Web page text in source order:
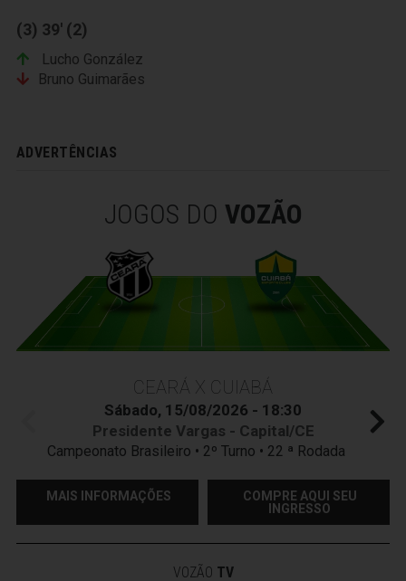
(3) 39' (2)
Lucho González
Bruno Guimarães
ADVERTÊNCIAS
JOGOS DO VOZÃO
CEARÁ X CUIABÁ
Sábado, 15/08/2026 - 18:30
Presidente Vargas - Capital/CE
Campeonato Brasileiro • 2º Turno • 22 ª Rodada
MAIS INFORMAÇÕES
COMPRE AQUI SEU
INGRESSO
VOZÃO TV